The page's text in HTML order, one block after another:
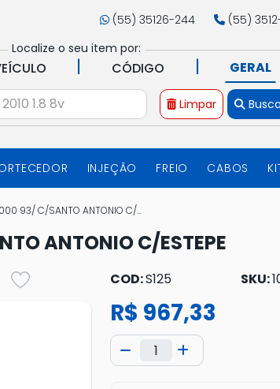
(55) 35126-244 (55)
Localize o seu item por:
| CÓDIGO | GERAL
Limpar
INJEÇÃO FREIO CABOS
93/ C/SANTO ANTONIO C/...
ANTONIO C/ESTEPE
COD:S125 SKU:
R$ 967,33